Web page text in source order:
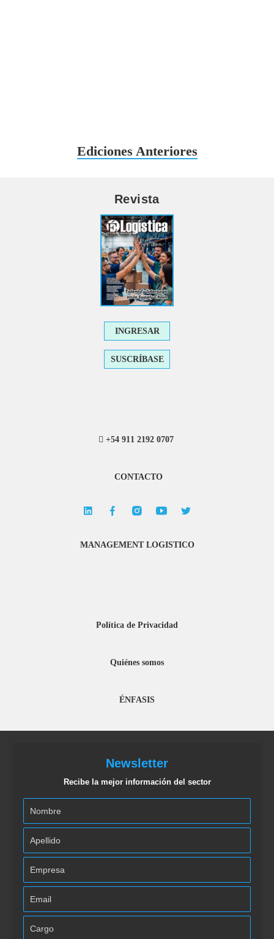
Ediciones Anteriores
Revista
INGRESAR
SUSCRÍBASE
+54 911 2192 0707
CONTACTO
MANAGEMENT LOGISTICO
Política de Privacidad
Quiénes somos
ÉNFASIS
Newsletter
Recibe la mejor información del sector